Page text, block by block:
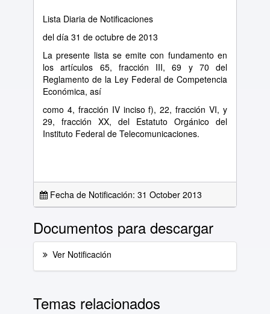
Lista Diaria de Notificaciones
del día 31 de octubre de 2013
La presente lista se emite con fundamento en
los artículos 65, fracción III, 69 y 70 del
Reglamento de la Ley Federal de Competencia
Económica, así
como 4, fracción IV inciso f), 22, fracción VI, y
29, fracción XX, del Estatuto Orgánico del
Instituto Federal de Telecomunicaciones.
Fecha de Notificación: 31 October 2013
Documentos para descargar
Ver Notificación
Temas relacionados